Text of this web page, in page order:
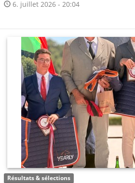
6. juillet 2026 - 20:04
Résultats & sélections